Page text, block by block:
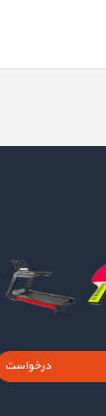
درخواست